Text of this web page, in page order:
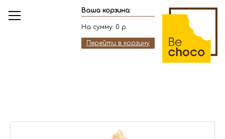
Ваша корзина:
На сумму: 0 р.
Перейти в корзину